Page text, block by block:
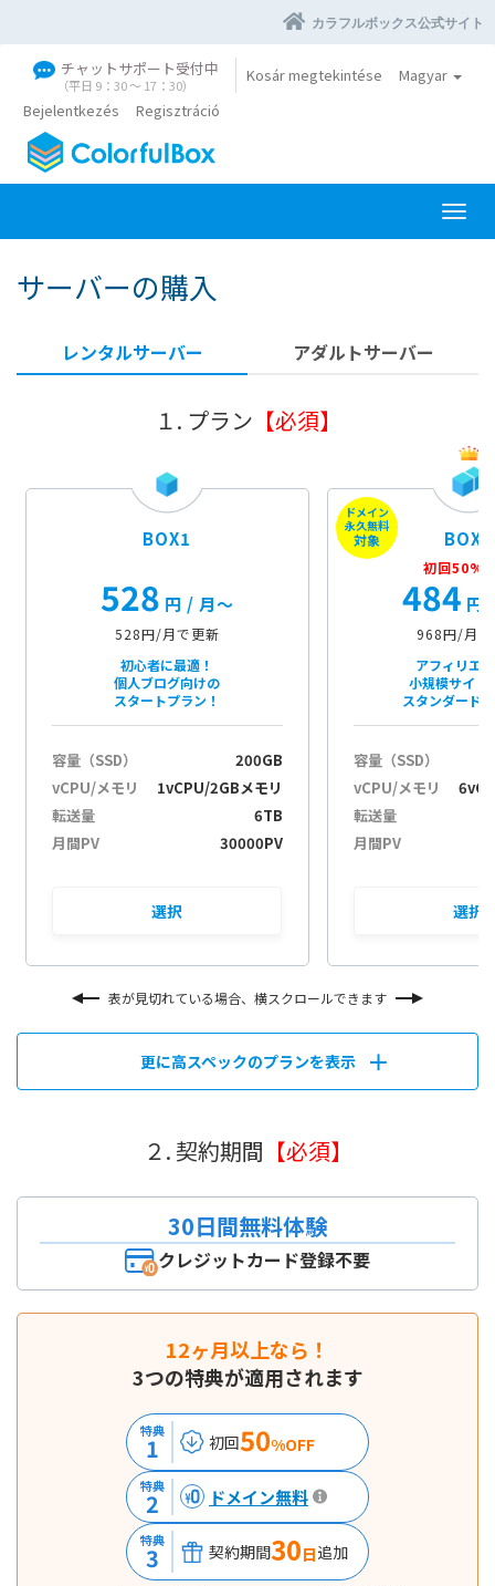
カラフルボックス公式サイト
チャットサポート受付中
（平日 9：30 〜 17：30）
Kosár megtekintése
Magyar
Bejelentkezés
Regisztráció
V
á
g
á
c
i
ó
r
a
サーバーの購入
レンタルサーバー アダルトサーバー
１. プラン 【必須】
BOX1
528 円 / 月〜
528円/月で更新
初心者に最適！
個人ブログ向けの
スタートプラン！
容量（SSD）
200GB
vCPU/メモリ
1vCPU/2GBメモリ
転送量
6TB
月間PV
30000PV
選択
ドメイン
永久無料
対象 BOX2
初回
484 円
968円/月で
アフィリエ
小規模サイト
スタンダード
容量（SSD）
vCPU/メモリ
転送量
月間PV
選択
表が見切れている場合、横スクロールできます
更に高スペックのプランを表示
２. 契約期間 【必須】
30日間無料体験
クレジットカード登録不要
12ヶ月以上なら！
3つの特典が適用されます
特典
1 初回50%OFF
特典
2 ドメイン無料
特典
3 契約期間30日追加